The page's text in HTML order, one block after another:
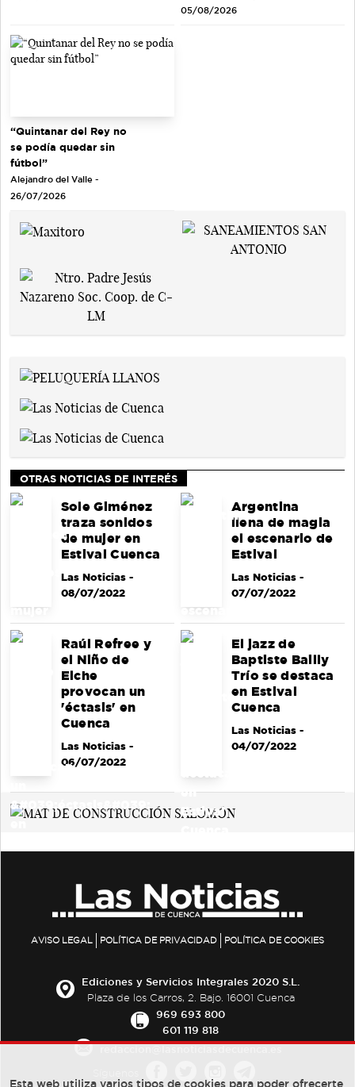
05/08/2026
“Quintanar del Rey no
se podía quedar sin
fútbol”
Alejandro del Valle -
26/07/2026
OTRAS NOTICIAS DE INTERÉS
Sole Giménez
traza sonidos
de mujer en
Estival Cuenca
Las Noticias-
08/07/2022
Argentina
llena de magia
el escenario de
Estival
Las Noticias-
07/07/2022
Raúl Refree y
el Niño de
Elche
provocan un
'éctasis' en
Cuenca
Las Noticias-
06/07/2022
El jazz de
Baptiste Bailly
Trío se destaca
en Estival
Cuenca
Las Noticias-
04/07/2022
AVISO LEGAL POLÍTICA DE PRIVACIDAD POLÍTICA DE COOKIES
Ediciones y Servicios Integrales 2020 S.L.
Plaza de los Carros, 2. Bajo. 16001 Cuenca
969 693 800
601 119 818
Esta web utiliza varios tipos de cookies para poder ofrecerte